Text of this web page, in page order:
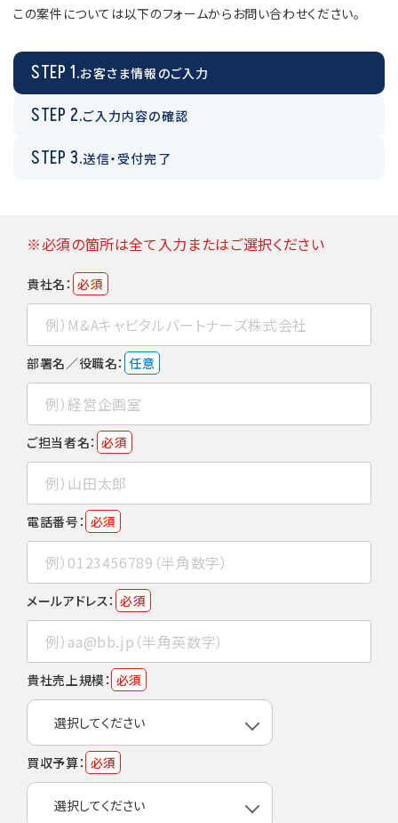
この案件については以下のフォームからお問い合わせください。
STEP 1.お客さま情報のご入力
STEP 2.ご入力内容の確認
STEP 3.送信・受付完了
※必須の箇所は全て入力またはご選択ください
貴社名： 必須
部署名／役職名： 任意
ご担当者名： 必須
電話番号： 必須
メールアドレス： 必須
貴社売上規模： 必須
買収予算： 必須